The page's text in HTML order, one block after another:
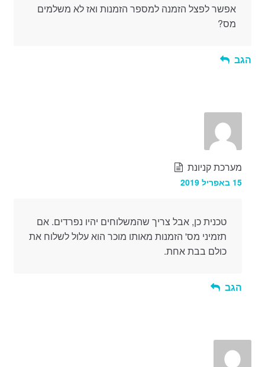
אפשר לפצל הזמנה למספר הזמנות ואז לא משלמים
מס?
הגב
מערכת קניונת
15 באפריל 2019
טכנית כן, אבל צריך שהמשלוחים יהיו נפרדים. אם
תזמיני מס' הזמנות מאותו מוכר הוא עלול לשלוח את
כולם בבת אחת.
הגב